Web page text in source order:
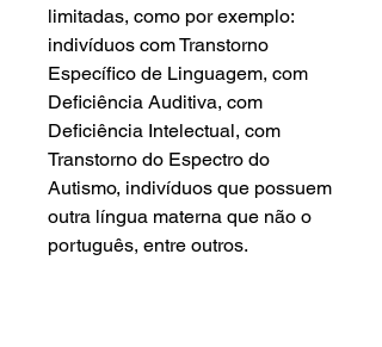
limitadas, como por exemplo:
indivíduos com Transtorno
Específico de Linguagem, com
Deficiência Auditiva, com
Deficiência Intelectual, com
Transtorno do Espectro do
Autismo, indivíduos que possuem
outra língua materna que não o
português, entre outros.